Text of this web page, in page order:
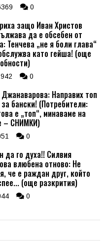
0
защо Иван Христов
да е обсебен от
Тенчева „не я боли глава“
като гейша! (още
0
Направих топ
бански! (Потребители:
е „топ“, минаваме на
– СНИМКИ)
0
да го духа!! Силвия
влюбена отново: Не
че е раждан друг, който
(още разкрития)
0